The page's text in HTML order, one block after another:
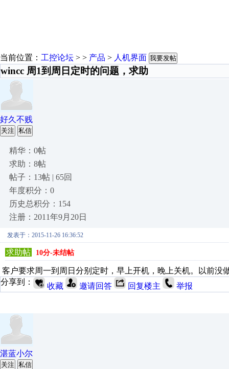
当前位置： 工控论坛 > > 产品 > 人机界面 我要发帖
wincc 周1到周日定时的问题，求助
好久不贱
关注 私信
精华：0帖
求助：8帖
帖子：13帖 | 65回
年度积分：0
历史总积分：154
注册：2011年9月20日
发表于：2015-11-26 16:36:52
求助帖 10分-未结帖
客户要求周一到周日分别定时，早上开机，晚上关机。以前没
分享到：
收藏 邀请回答 回复楼主 举报
湛蓝小尔
关注 私信